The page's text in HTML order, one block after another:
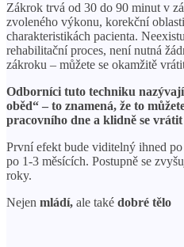
Zákrok trvá od 30 do 90 minut v
zvoleného výkonu, korekční
charakteristikách pacienta.
rehabilitační proces, není nutná
zákroku – můžete se okamžitě
Odborníci tuto techniku
oběd“ – to znamená, že to
pracovního dne a klidně se
První efekt bude viditelný ihned
po 1-3 měsících. Postupně se
roky.
Nejen mládí, ale také dobré tělo